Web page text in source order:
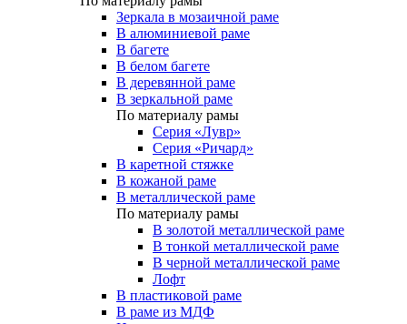
Зеркала в мозаичной раме
В алюминиевой раме
В багете
В белом багете
В деревянной раме
В зеркальной раме
По материалу рамы
Серия «Лувр»
Серия «Ричард»
В каретной стяжке
В кожаной раме
В металлической раме
По материалу рамы
В золотой металлической раме
В тонкой металлической раме
В черной металлической раме
Лофт
В пластиковой раме
В раме из МДФ